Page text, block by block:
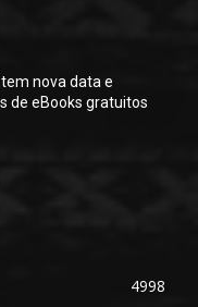
nova data e
de eBooks gratuitos
4998